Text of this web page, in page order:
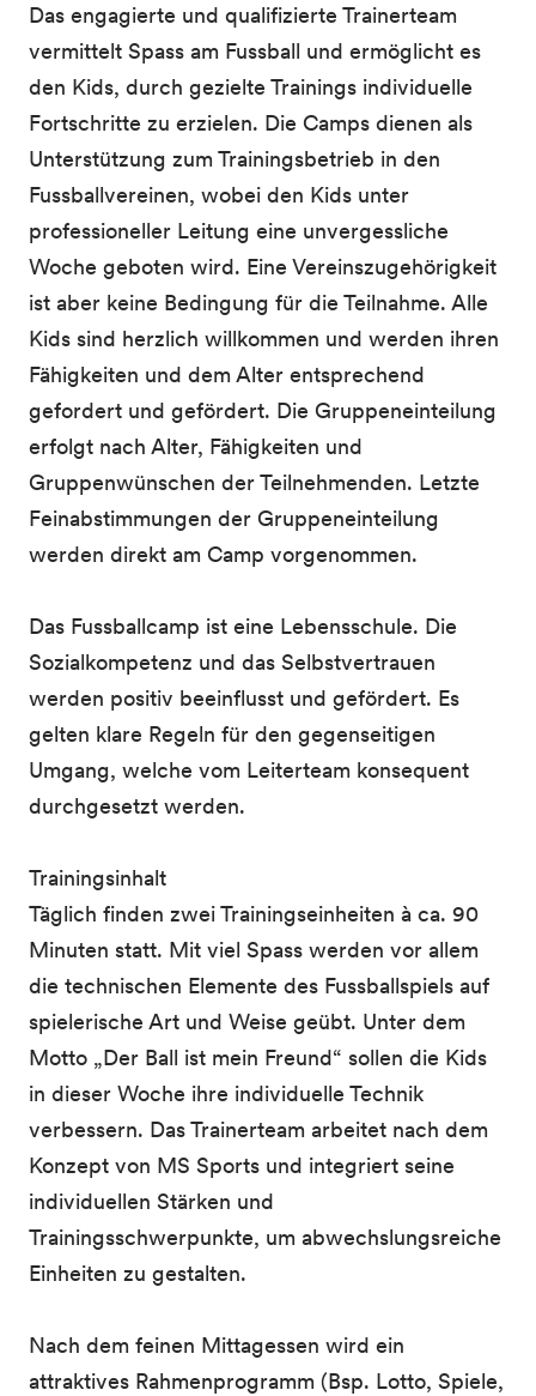
Das engagierte und qualifizierte Trainerteam
vermittelt Spass am Fussball und ermöglicht es
den Kids, durch gezielte Trainings individuelle
Fortschritte zu erzielen. Die Camps dienen als
Unterstützung zum Trainingsbetrieb in den
Fussballvereinen, wobei den Kids unter
professioneller Leitung eine unvergessliche
Woche geboten wird. Eine Vereinszugehörigkeit
ist aber keine Bedingung für die Teilnahme. Alle
Kids sind herzlich willkommen und werden ihren
Fähigkeiten und dem Alter entsprechend
gefordert und gefördert. Die Gruppeneinteilung
erfolgt nach Alter, Fähigkeiten und
Gruppenwünschen der Teilnehmenden. Letzte
Feinabstimmungen der Gruppeneinteilung
werden direkt am Camp vorgenommen.
Das Fussballcamp ist eine Lebensschule. Die
Sozialkompetenz und das Selbstvertrauen
werden positiv beeinflusst und gefördert. Es
gelten klare Regeln für den gegenseitigen
Umgang, welche vom Leiterteam konsequent
durchgesetzt werden.
Trainingsinhalt
Täglich finden zwei Trainingseinheiten à ca. 90
Minuten statt. Mit viel Spass werden vor allem
die technischen Elemente des Fussballspiels auf
spielerische Art und Weise geübt. Unter dem
Motto „Der Ball ist mein Freund“ sollen die Kids
in dieser Woche ihre individuelle Technik
verbessern. Das Trainerteam arbeitet nach dem
Konzept von MS Sports und integriert seine
individuellen Stärken und
Trainingsschwerpunkte, um abwechslungsreiche
Einheiten zu gestalten.
Nach dem feinen Mittagessen wird ein
attraktives Rahmenprogramm (Bsp. Lotto, Spiele,